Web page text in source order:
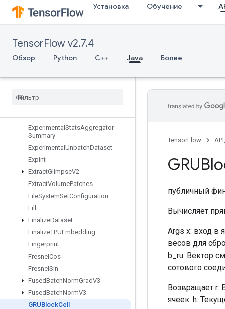
Установка Обучение
TensorFlow v2.7.4
Обзор Python C++ Java Более
ExperimentalPrivateThreadPoolDa
taset
ExperimentalRebatchDataset
ExperimentalSetStatsAggregator
Dataset
Experimental
Experimental StatsAggregator
Summary
Experimental UnbatchDataset
Expint
ExtractGlimpseV2
ExtractVolumePatches
FileSystemSetConfiguration
Fill
FinalizeDataset
FinalizeTPUEmbedding
Fingerprint
Fresnel Cos
Fresnel Sin
FusedBatchNormGradV3
FusedBatchNormV3
GRUBlockCell
TensorFlow
публичный
Вычисляет
Args x: вход в
весов для
b_ru: Вектор
сотового
Возвращает r:
ячеек. h: